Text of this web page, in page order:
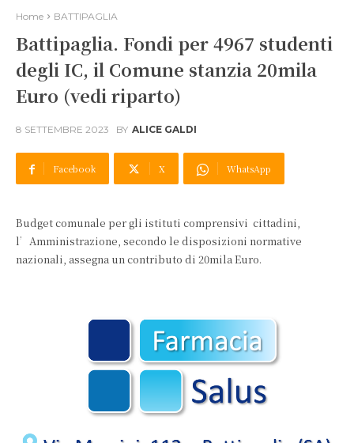
Home BATTIPAGLIA
Battipaglia. Fondi per 4967 studenti
degli IC, il Comune stanzia 20mila
Euro (vedi riparto)
8 SETTEMBRE 2023 BY ALICE GALDI
Facebook X WhatsApp
Budget comunale per gli istituti comprensivi cittadini,
l’Amministrazione, secondo le disposizioni normative
nazionali, assegna un contributo di 20mila Euro.